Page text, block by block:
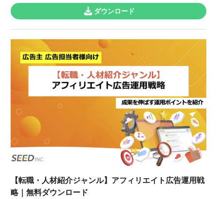
ダウンロード
【転職・人材紹介ジャンル】アフィリエイト広告運用戦
略｜無料ダウンロード